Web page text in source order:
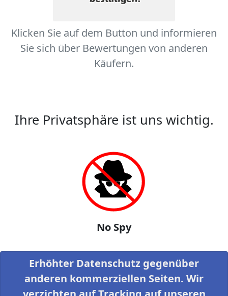
Klicken Sie auf dem Button und informieren
Sie sich über Bewertungen von anderen
Käufern.
Ihre Privatsphäre ist uns wichtig.
No Spy
Erhöhter Datenschutz gegenüber
anderen kommerziellen Seiten. Wir